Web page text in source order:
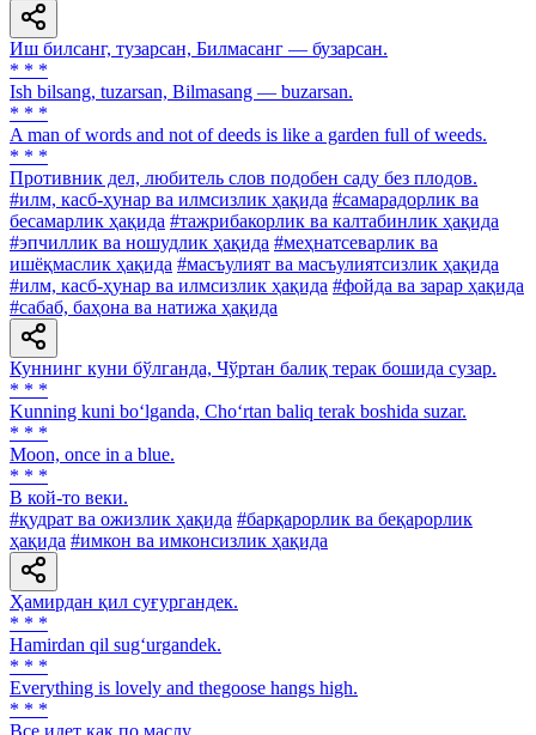
Иш билсанг, тузарсан, Билмасанг — бузарсан.
* * *
Ish bilsang, tuzarsan, Bilmasang — buzarsan.
* * *
A man of words and not of deeds is like a garden full of weeds.
* * *
Противник дел, любитель слов подобен саду без плодов.
#илм, касб-ҳунар ва илмсизлик ҳақида #самарадорлик ва
бесамарлик ҳақида #тажрибакорлик ва калтабинлик ҳақида
#эпчиллик ва ношудлик ҳақида #меҳнатсеварлик ва
ишёқмаслик ҳақида #масъулият ва масъулиятсизлик ҳақида
#илм, касб-ҳунар ва илмсизлик ҳақида #фойда ва зарар ҳақида
#сабаб, баҳона ва натижа ҳақида
Куннинг куни бўлганда, Чўртан балиқ терак бошида сузар.
* * *
Kunning kuni bo‘lganda, Cho‘rtan baliq terak boshida suzar.
* * *
Moon, once in a blue.
* * *
В кой-то веки.
#қудрат ва ожизлик ҳақида #барқарорлик ва беқарорлик
ҳақида #имкон ва имконсизлик ҳақида
Ҳамирдан қил суғургандек.
* * *
Hamirdan qil sug‘urgandek.
* * *
Everything is lovely and thegoose hangs high.
* * *